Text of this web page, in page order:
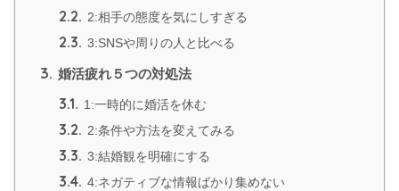
2.2. 2:相手の態度を気にしすぎる
2.3. 3:SNSや周りの人と比べる
3. 婚活疲れ５つの対処法
3.1. 1:一時的に婚活を休む
3.2. 2:条件や方法を変えてみる
3.3. 3:結婚観を明確にする
3.4. 4:ネガティブな情報ばかり集めない